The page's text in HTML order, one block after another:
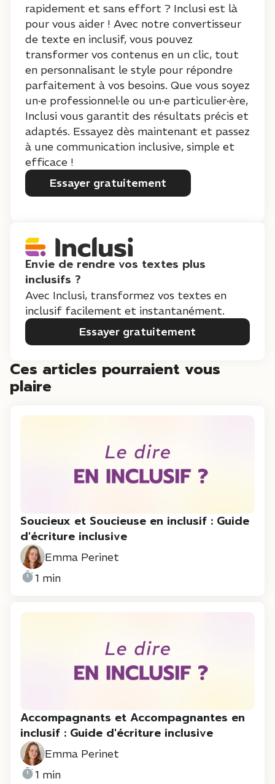
rapidement et sans effort ? Inclusi est là
pour vous aider ! Avec notre convertisseur
de texte en inclusif, vous pouvez
transformer vos contenus en un clic, tout
en personnalisant le style pour répondre
parfaitement à vos besoins. Que vous soyez
un·e professionnel·le ou un·e particulier·ère,
Inclusi vous garantit des résultats précis et
adaptés. Essayez dès maintenant et passez
à une communication inclusive, simple et
efficace !
Essayer gratuitement
Envie de rendre vos textes plus
inclusifs ?
Avec Inclusi, transformez vos textes en
inclusif facilement et instantanément.
Essayer gratuitement
Ces articles pourraient vous
plaire
Soucieux et Soucieuse en inclusif : Guide
d'écriture inclusive
Emma Perinet
1 min
Accompagnants et Accompagnantes en
inclusif : Guide d'écriture inclusive
Emma Perinet
1 min